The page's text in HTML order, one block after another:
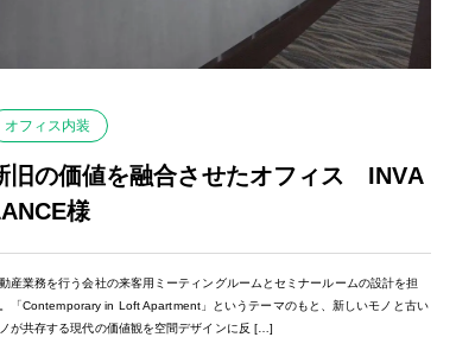
オフィス内装
旧の価値を融合させたオフィス INVA
様
産業務を行う会社の来客用ミーティングルームとセミナールームの設計を担
「Contemporary in Loft Apartment」というテーマのもと、新しいモノと古い
が共存する現代の価値観を空間デザインに反 […]